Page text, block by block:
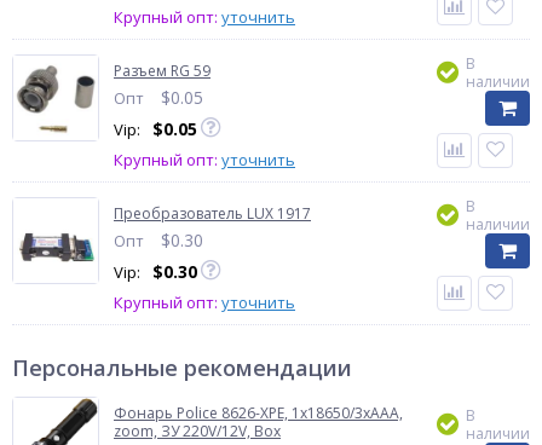
Крупный опт: уточнить
Разъем RG 59
Опт $0.05
Vip: $0.05
Крупный опт: уточнить
В
наличии
Преобразователь LUX 1917
Опт $0.30
Vip: $0.30
Крупный опт: уточнить
В
наличии
Персональные рекомендации
Фонарь Police 8626-XPE, 1х18650/3xAAA,
zoom, ЗУ 220V/12V, Box
В
наличии